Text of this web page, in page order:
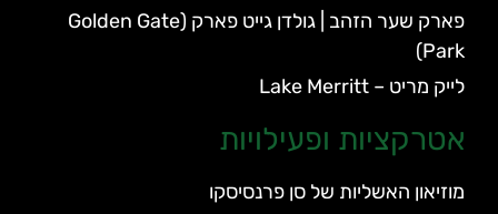
פארק שער הזהב | גולדן גייט פארק (Golden Gate
Park)
לייק מריט – Lake Merritt
אטרקציות ופעילויות
מוזיאון האשליות של סן פרנסיסקו